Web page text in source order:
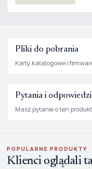
Pliki do pobrania
Karty katalogowe i
Pytania i odpowiedzi
Masz pytanie o ten
POPULARNE PRODUKTY
Klienci oglądali